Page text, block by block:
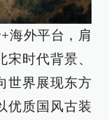
海外平台，肩
时代背景、
世界展现东方
优质国风古装